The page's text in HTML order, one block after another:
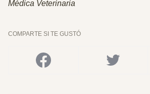
Médica Veterinaria
COMPARTE SI TE GUSTÓ